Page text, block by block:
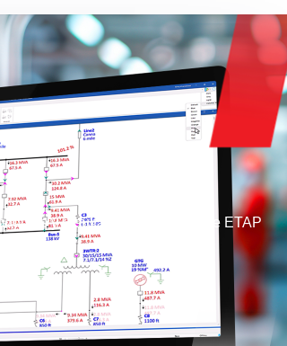
y resultados de análisis de ETAP